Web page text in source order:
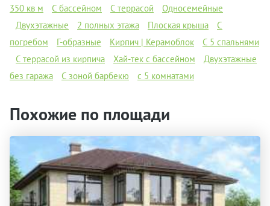
350 кв м
С бассейном С террасой
Односемейные
Двухэтажные
2 полных этажа Плоская крыша
С
погребом
Г-образные Кирпич | Керамоблок
С 5 спальнями
С террасой из кирпича
Хай-тек с бассейном
Двухэтажные
без гаража
С зоной барбекю с 5 комнатами
Похожие по площади